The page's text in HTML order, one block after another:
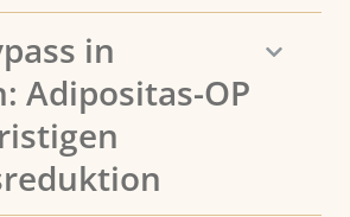
in
Adipositas-OP